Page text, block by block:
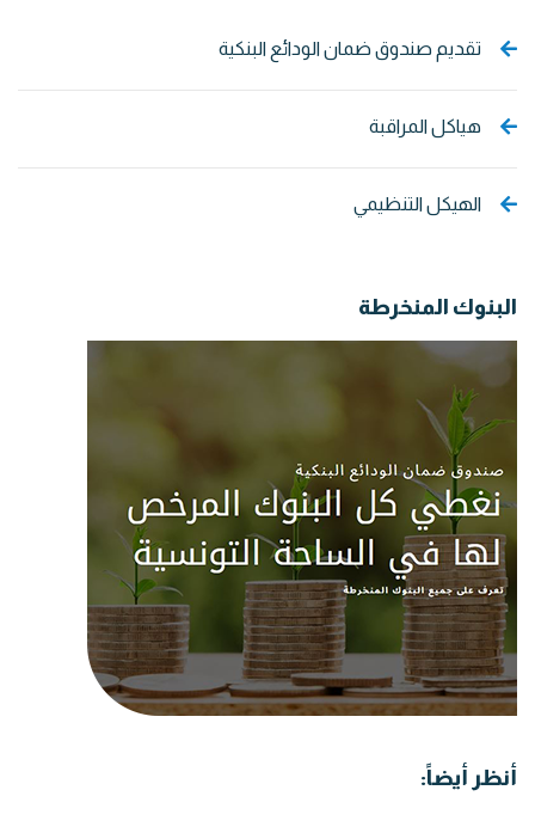
تقديم صندوق ضمان الودائع البنكية
هياكل المراقبة
الهيكل التنظيمي
البنوك المنخرطة
أنظر أيضاً: